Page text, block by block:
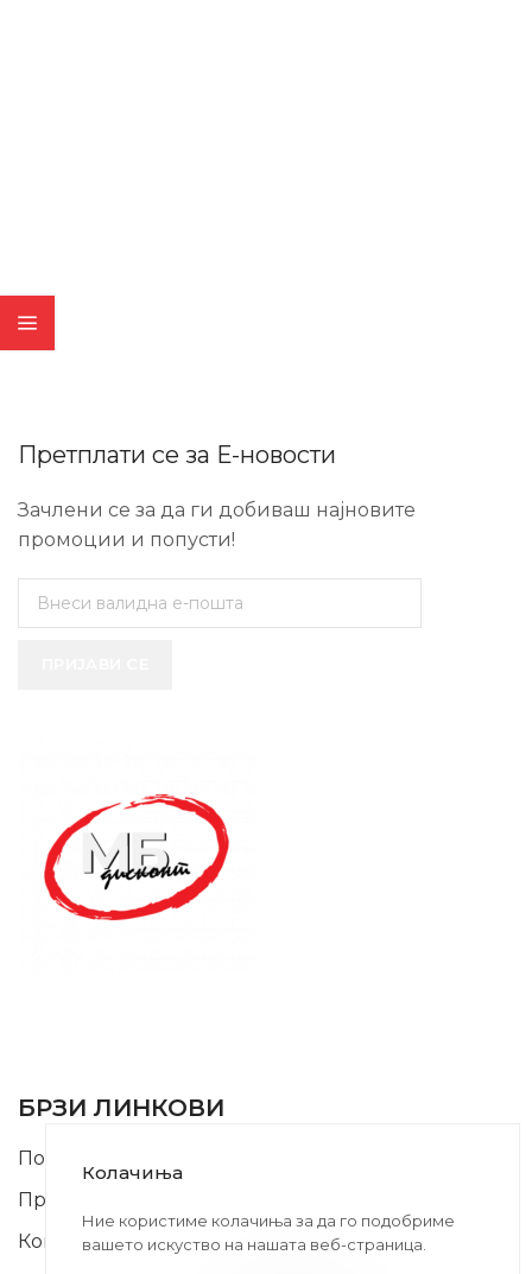
Претплати се за Е-новости
Зачлени се за да ги добиваш најновите
промоции и попусти!
БРЗИ ЛИНКОВИ
Почетна
Производи
Контакт
Колачиња
Ние користиме колачиња за да го подобриме
вашето искуство на нашата веб-страница.